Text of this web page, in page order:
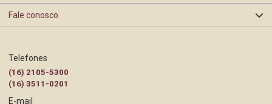
Rastreabilidade
Fale conosco
Telefones
(16) 2105-5300
(16) 3511-0201
E-mail